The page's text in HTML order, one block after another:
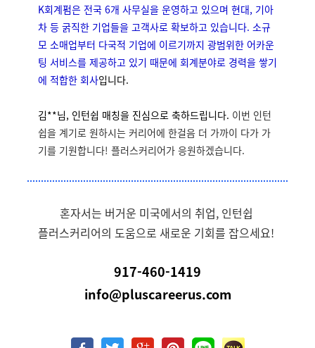
K회계펌은 전국 6개 사무실을 운영하고 있으며 현대, 기아
차 등 굵직한 기업들을 고객사로 확보하고 있습니다. 소규
모 소매업부터 다국적 기업에 이르기까지 광범위한 어카운
팅 서비스를 제공하고 있기 때문에 회계분야로 경력을 쌓기
에 적합한 회사입니다.
김**님, 인턴쉽 매칭을 진심으로 축하드립니다. 이번 인턴
쉽을 계기로 원하시는 커리어에 한걸음 더 가까이 다가 가
기를 기원합니다! 플러스커리어가 응원하겠습니다.
혼자서는 버거운 미국에서의 취업, 인턴쉽
플러스커리어의 도움으로 새로운 기회를 잡으세요!
917-460-1419
info@pluscareerus.com